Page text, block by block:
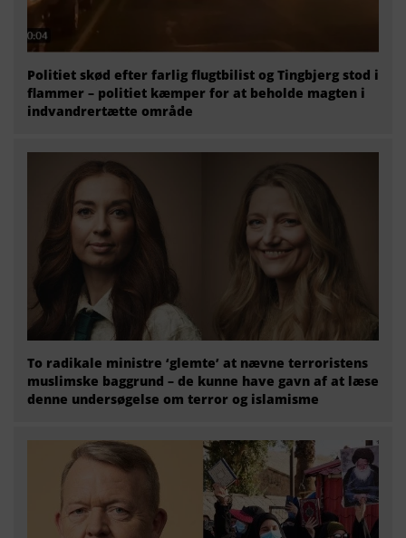
Politiet skød efter farlig flugtbilist og Tingbjerg stod i
flammer – politiet kæmper for at beholde magten i
indvandrertætte område
To radikale ministre ‘glemte’ at nævne terroristens
muslimske baggrund – de kunne have gavn af at læse
denne undersøgelse om terror og islamisme